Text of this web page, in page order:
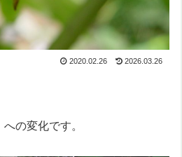
2020.02.26 2026.03.26
の変化です。